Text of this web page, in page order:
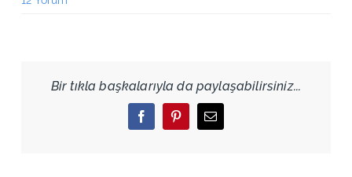
Bir tıkla başkalarıyla da paylaşabilirsiniz...
FacebookPinterestEmail